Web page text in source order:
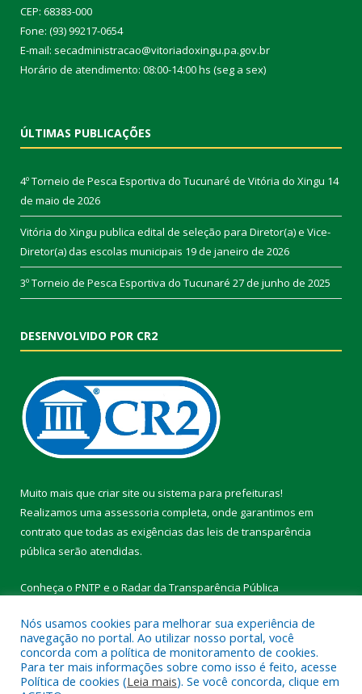
CEP: 68383-000
Fone: (93) 99217-0654
E-mail: secadministracao@vitoriadoxingu.pa.gov.br
Horário de atendimento: 08:00-14:00 hs (seg a sex)
ÚLTIMAS PUBLICAÇÕES
4º Torneio de Pesca Esportiva do Tucunaré de Vitória do Xingu 14
de maio de 2026
Vitória do Xingu publica edital de seleção para Diretor(a) e Vice-
Diretor(a) das escolas municipais 19 de janeiro de 2026
3º Torneio de Pesca Esportiva do Tucunaré 27 de junho de 2025
DESENVOLVIDO POR CR2
Muito mais que criar site ou sistema para prefeituras!
Realizamos uma assessoria completa, onde garantimos em
contrato que todas as exigências das leis de transparência
pública serão atendidas.
Conheça o PNTP e o Radar da Transparência Pública
Todos os direitos reservados a Prefeitura Municipal de Vitória do
Xingu.
Nós usamos cookies para melhorar sua experiência de
navegação no portal. Ao utilizar nosso portal, você
concorda com a política de monitoramento de cookies.
Para ter mais informações sobre como isso é feito, acesse
Política de cookies (Leia mais). Se você concorda, clique em